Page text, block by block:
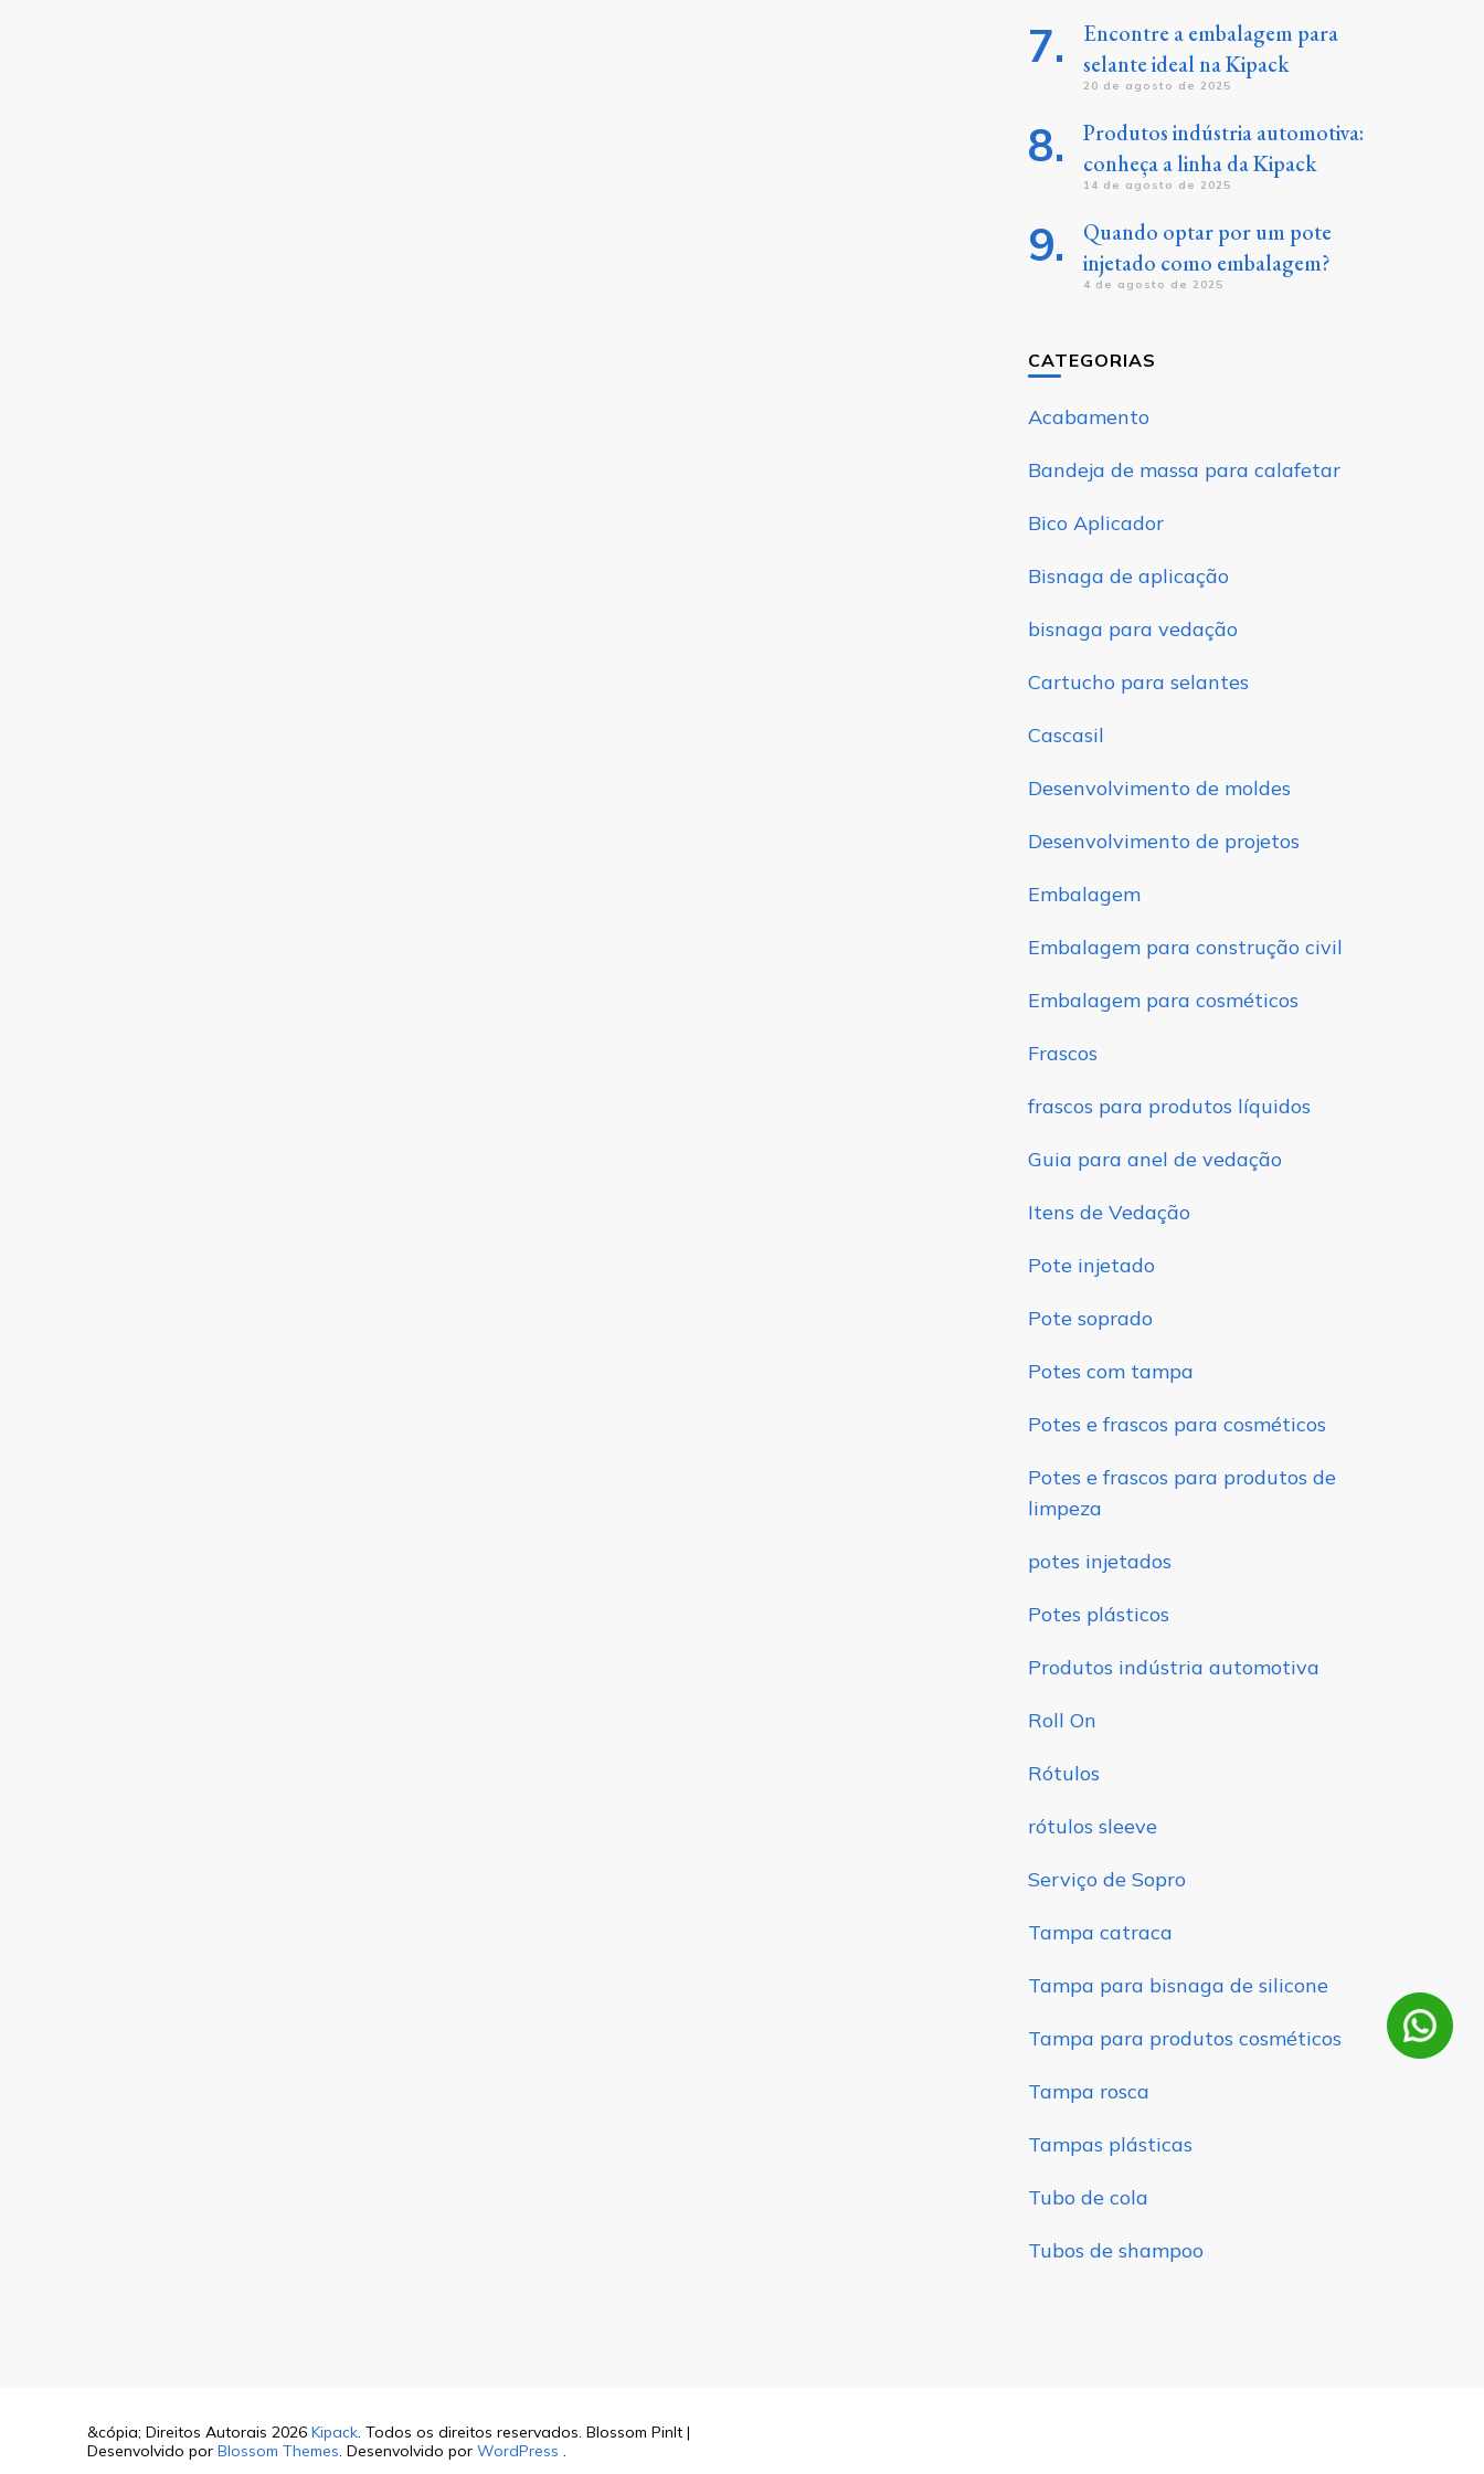
Encontre a embalagem para
selante ideal na Kipack
20 de agosto de 2025
Produtos indústria automotiva:
conheça a linha da Kipack
14 de agosto de 2025
Quando optar por um pote
injetado como embalagem?
4 de agosto de 2025
CATEGORIAS
Acabamento
Bandeja de massa para calafetar
Bico Aplicador
Bisnaga de aplicação
bisnaga para vedação
Cartucho para selantes
Cascasil
Desenvolvimento de moldes
Desenvolvimento de projetos
Embalagem
Embalagem para construção civil
Embalagem para cosméticos
Frascos
frascos para produtos líquidos
Guia para anel de vedação
Itens de Vedação
Pote injetado
Pote soprado
Potes com tampa
Potes e frascos para cosméticos
Potes e frascos para produtos de
limpeza
potes injetados
Potes plásticos
Produtos indústria automotiva
Roll On
Rótulos
rótulos sleeve
Serviço de Sopro
Tampa catraca
Tampa para bisnaga de silicone
Tampa para produtos cosméticos
Tampa rosca
Tampas plásticas
Tubo de cola
Tubos de shampoo
&cópia; Direitos Autorais 2026 Kipack. Todos os direitos reservados. Blossom PinIt |
Desenvolvido por Blossom Themes. Desenvolvido por WordPress .